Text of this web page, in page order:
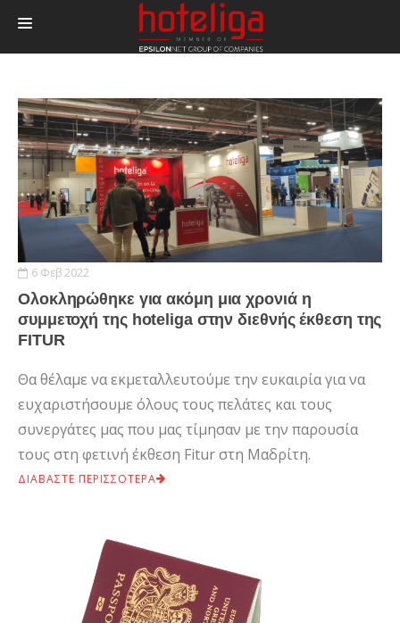
ΤΙΜΕΣ
ΔΙΑΣΥΝΔΕΣΕΙΣ
BLOG
ΕΠΙΚΟΙΝΩΝΙΑ
6 Φεβ 2022
Ολοκληρώθηκε για ακόμη μια χρονιά η
συμμετοχή της hoteliga στην διεθνής έκθεση της
FITUR
Θα θέλαμε να εκμεταλλευτούμε την ευκαιρία για να
ευχαριστήσουμε όλους τους πελάτες και τους
συνεργάτες μας που μας τίμησαν με την παρουσία
τους στη φετινή έκθεση Fitur στη Μαδρίτη.
ΔΙΑΒΑΣΤΕ ΠΕΡΙΣΣΟΤΕΡΑ